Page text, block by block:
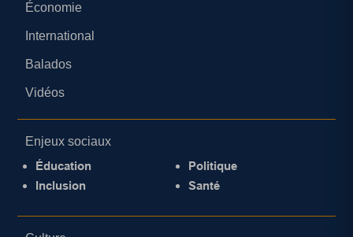
Économie
International
Balados
Vidéos
Enjeux sociaux
Éducation
Inclusion
Politique
Santé